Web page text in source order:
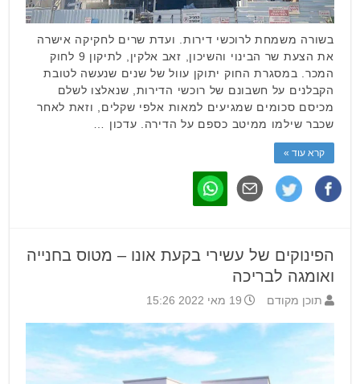
בשורה משמחת לרוכשי דירות. ועדת שרים לחקיקה אישרה
את הצעת שר הבינוי והשיכון, זאב אלקין, לתיקון 9 לחוק
המכר. במסגרת החוק יתוקן עוול של שנים שנעשה לטובת
הקבלנים על חשבונם של רוכשי הדירות, שנאלצו לשלם
מכיסם סכומים שמגיעים למאות אלפי שקלים, וזאת לאחר
שכבר שילמו ממיטב כספם על הדירה. עדכון …
קרא עוד »
הפינוקים של עשירי בקעת אונו – מטוס בחנייה
ואומגה לבריכה
תוכן מקודם 19 מאי 2022 15:26